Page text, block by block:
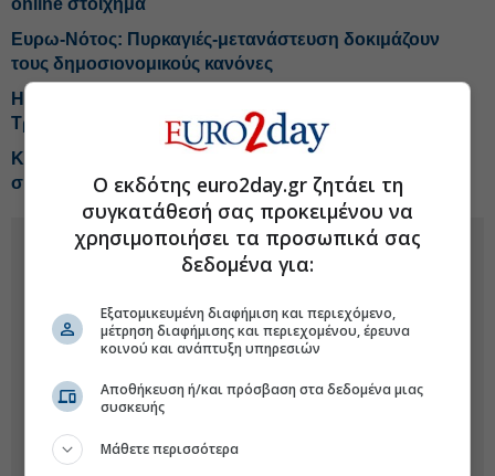
online στοίχημα
Ευρω-Νότος: Πυρκαγιές-μετανάστευση δοκιμάζουν
τους δημοσιονομικούς κανόνες
Η Χαμάς δηλώνει έτοιμη να προχωρήσει το σχέδιο
Τραμπ για τη Γάζα
Κομισιόν για Θέουτα: Πρέπει να διασφαλίσουμε τη
συνεργασία του Μαρόκου
Ο εκδότης euro2day.gr ζητάει τη
συγκατάθεσή σας προκειμένου να
χρησιμοποιήσει τα προσωπικά σας
δεδομένα για:
Εξατομικευμένη διαφήμιση και περιεχόμενο,
μέτρηση διαφήμισης και περιεχομένου, έρευνα
κοινού και ανάπτυξη υπηρεσιών
Αποθήκευση ή/και πρόσβαση στα δεδομένα μιας
συσκευής
Μάθετε περισσότερα